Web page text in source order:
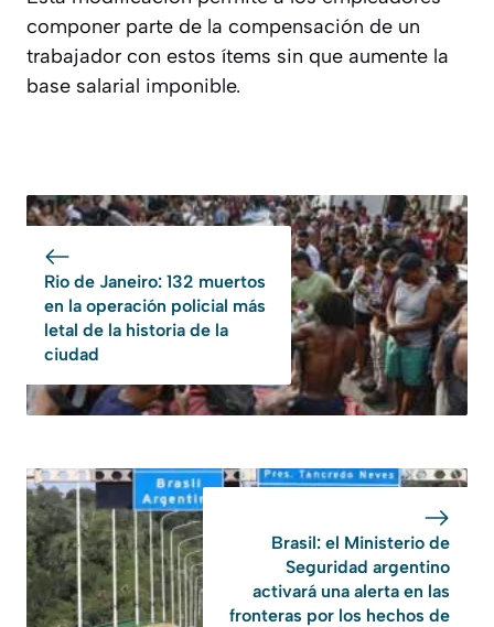
componer parte de la compensación de un
trabajador con estos ítems sin que aumente la
base salarial imponible.
Rio de Janeiro: 132 muertos
en la operación policial más
letal de la historia de la
ciudad
Brasil: el Ministerio de
Seguridad argentino
activará una alerta en las
fronteras por los hechos de